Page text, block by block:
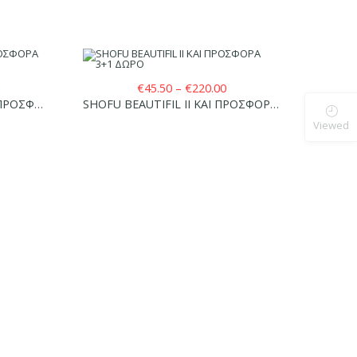
SHOFU BEAUTIFIL II LS ΚΑΙ ΠΡΟΣΦΟΡΑ 3+1 ΔΩΡΟ
€45.50 – €220.00Price
range:
SHOFU BEAUTIFIL II ΚΑΙ ΠΡΟΣΦΟΡΑ 3+1 ΔΩΡΟ
Viewed